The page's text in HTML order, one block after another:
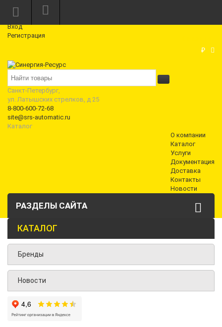
Режим работы: Пн—Пт: 10:00—18:00
Вход
Регистрация
₽
Санкт-Петербург,
ул. Латышских стрелков, д 25
8-800-600-72-68
site@srs-automatic.ru
Каталог
О компании
Каталог
Услуги
Документация
Доставка
Контакты
Новости
РАЗДЕЛЫ САЙТА
КАТАЛОГ
Бренды
Новости